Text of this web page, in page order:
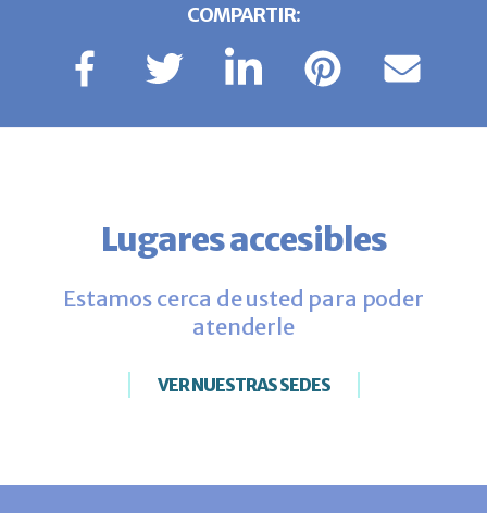
COMPARTIR:
Lugares accesibles
Estamos cerca de usted para poder
atenderle
VER NUESTRAS SEDES